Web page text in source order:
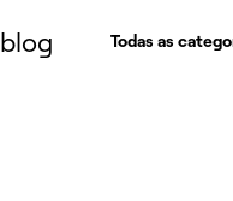
blog Todas as